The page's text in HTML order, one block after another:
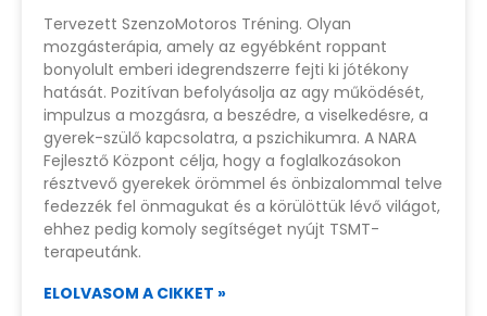
Tervezett SzenzoMotoros Tréning. Olyan
mozgásterápia, amely az egyébként roppant
bonyolult emberi idegrendszerre fejti ki jótékony
hatását. Pozitívan befolyásolja az agy működését,
impulzus a mozgásra, a beszédre, a viselkedésre, a
gyerek-szülő kapcsolatra, a pszichikumra. A NARA
Fejlesztő Központ célja, hogy a foglalkozásokon
résztvevő gyerekek örömmel és önbizalommal telve
fedezzék fel önmagukat és a körülöttük lévő világot,
ehhez pedig komoly segítséget nyújt TSMT-
terapeutánk.
ELOLVASOM A CIKKET »